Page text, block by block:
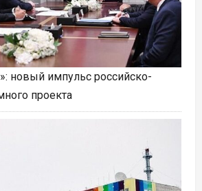
новый импульс российско-
проекта